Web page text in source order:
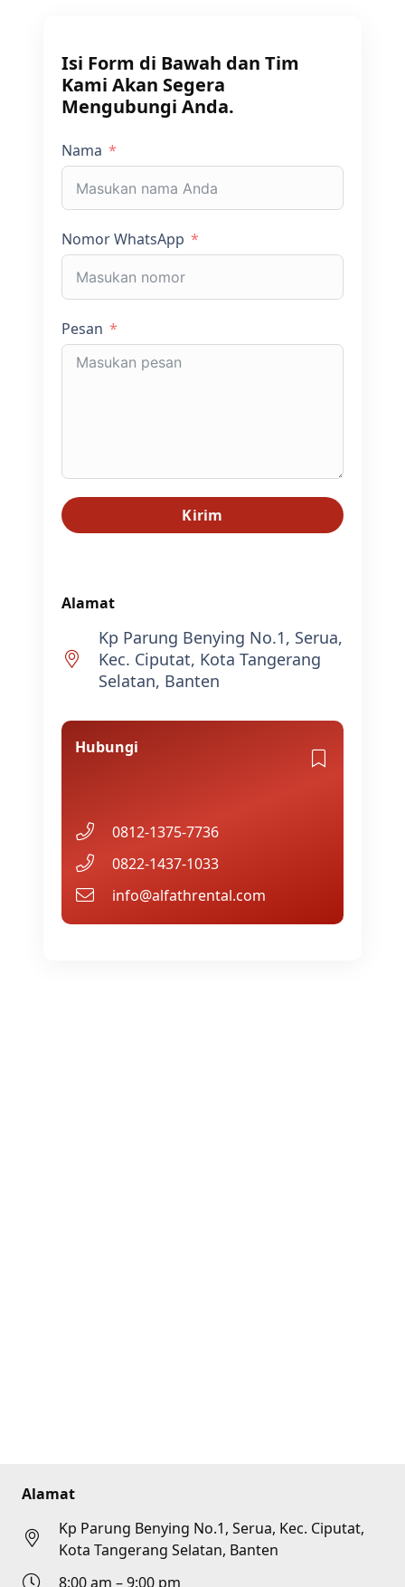
Alamat
Kp Parung Benying No.1, Serua,
Kec. Ciputat, Kota Tangerang
Selatan, Banten
Hubungi
0812-1375-7736
0822-1437-1033
info@alfathrental.com
Isi Form di Bawah dan Tim
Kami Akan Segera
Mengubungi Anda.
Nama
Nomor WhatsApp
Pesan
Kirim
Alamat
Kp Parung Benying No.1, Serua, Kec. Ciputat,
Kota Tangerang Selatan, Banten
8:00 am – 9:00 pm